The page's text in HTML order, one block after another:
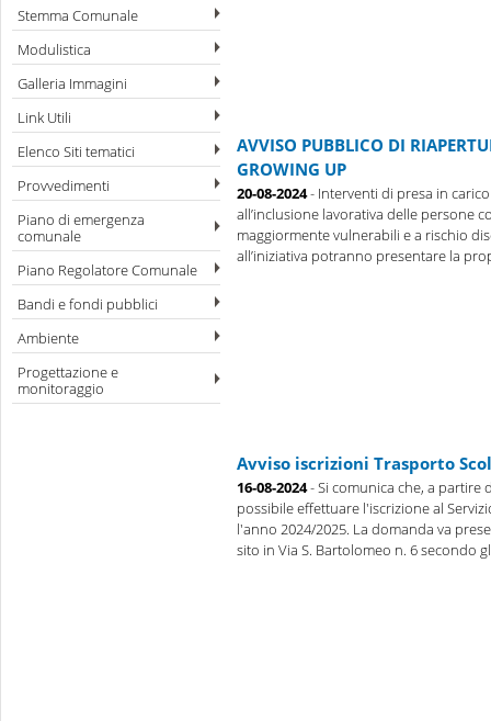
Stemma Comunale
Modulistica
Galleria Immagini
Link Utili
Elenco Siti tematici
Provvedimenti
Piano di emergenza
comunale
Piano Regolatore Comunale
Bandi e fondi pubblici
Ambiente
Progettazione e
monitoraggio
AVVISO PUBBLICO DI
GROWING UP
20-08-2024- Interventi di presa in
all’inclusione lavorativa delle persone
maggiormente vulnerabili e a rischio
all’iniziativa potranno presentare la
Avviso iscrizioni Trasporto
16-08-2024- Si comunica che, a partire
possibile effettuare l'iscrizione al
l'anno 2024/2025. La domanda va
sito in Via S. Bartolomeo n. 6 secondo